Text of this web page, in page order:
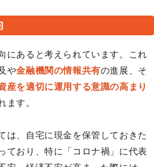
にあると考えられています。これ
や金融機関の情報共有の進展、そ
産を適切に運用する意識の高まり
ます。
は、自宅に現金を保管しておきた
ており、特に「コロナ禍」に代表